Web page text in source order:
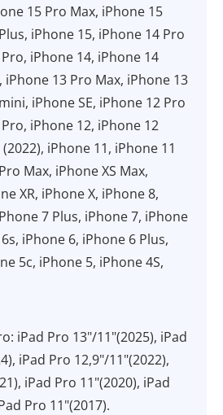
15 Pro Max, iPhone 15
iPhone 15, iPhone 14 Pro
iPhone 14, iPhone 14
iPhone 13 Pro Max, iPhone 13
iPhone SE, iPhone 12 Pro
iPhone 12, iPhone 12
iPhone 11, iPhone 11
Max, iPhone XS Max,
XR, iPhone X, iPhone 8,
7 Plus, iPhone 7, iPhone
iPhone 6, iPhone 6 Plus,
5c, iPhone 5, iPhone 4S,
iPad Pro 13"/11"(2025), iPad
iPad Pro 12,9"/11"(2022),
iPad Pro 11"(2020), iPad
Pro 11"(2017).